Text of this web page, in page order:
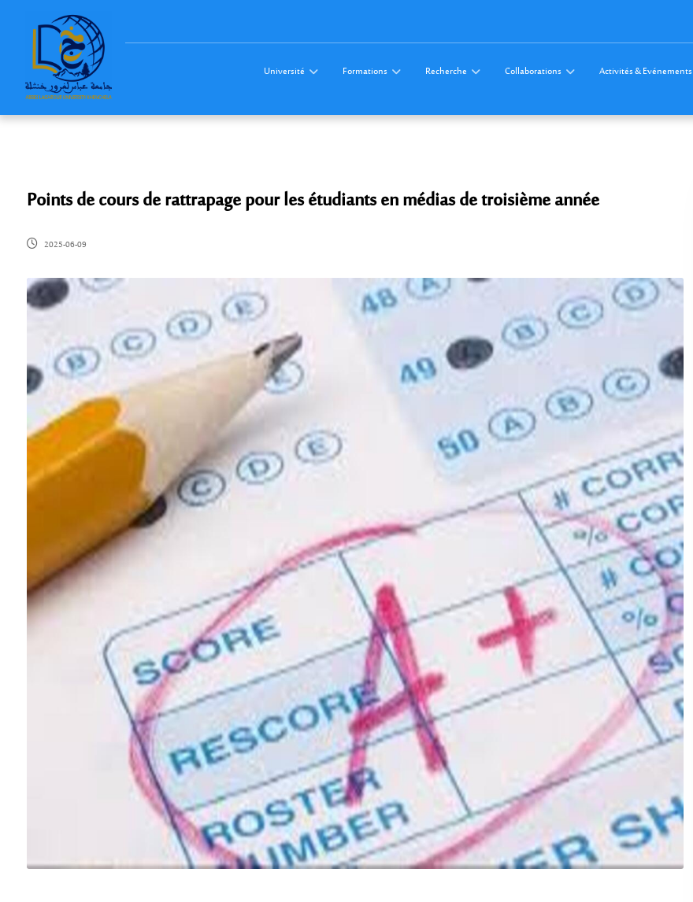
Université Formations Recherche Collaborations Activités & Evénements
Points de cours de rattrapage pour les étudiants en médias de troisième année
2025-06-09